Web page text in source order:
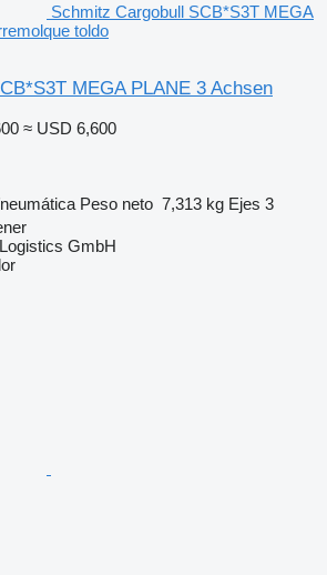
Schmitz Cargobull SCB*S3T MEGA
toldo
MEGA PLANE 3 Achsen
≈ USD 6,600
Peso neto 7,313 kg Ejes 3
GmbH